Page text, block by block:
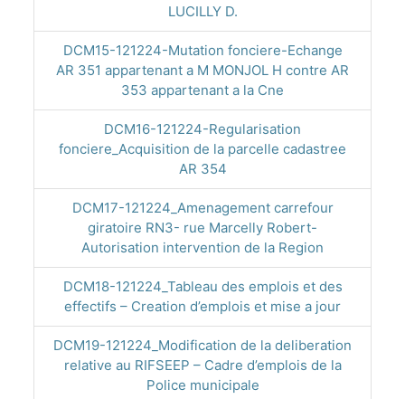
LUCILLY D.
DCM15-121224-Mutation fonciere-Echange
AR 351 appartenant a M MONJOL H contre AR
353 appartenant a la Cne
DCM16-121224-Regularisation
fonciere_Acquisition de la parcelle cadastree
AR 354
DCM17-121224_Amenagement carrefour
giratoire RN3- rue Marcelly Robert-
Autorisation intervention de la Region
DCM18-121224_Tableau des emplois et des
effectifs – Creation d’emplois et mise a jour
DCM19-121224_Modification de la deliberation
relative au RIFSEEP – Cadre d’emplois de la
Police municipale